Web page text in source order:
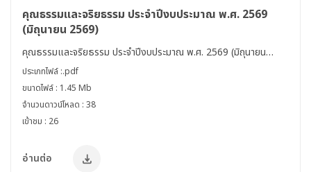
คุณธรรมและจริยธรรม ประจำปีงบประมาณ พ.ศ. 2569
(มิถุนายน 2569)
คุณธรรมและจริยธรรม ประจำปีงบประมาณ พ.ศ. 2569 (มิถุนายน
2569) >> คำคม ข้อคิด คนดัง
ประเภทไฟล์ :.pdf
ขนาดไฟล์ : 1.45 Mb
จำนวนดาวน์โหลด : 38
เข้าชม : 26
อ่านต่อ